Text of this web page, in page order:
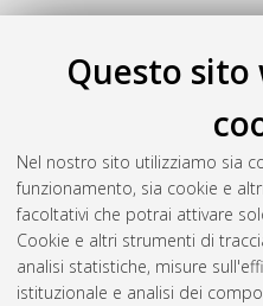
Questo sito
Nel nostro sito utilizziamo sia
funzionamento, sia cookie e
facoltativi che potrai attivare
Cookie e altri strumenti di
analisi statistiche, misure
istituzionale e analisi dei
Gestione del